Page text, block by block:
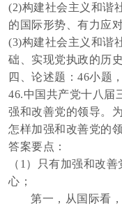
(2)构建社会主义和谐
的国际形势、有力应
(3)构建社会主义和谐
础、实现党执政的历史
四、论述题：46小题
46.中国共产党十八届
强和改善党的领导。
怎样加强和改善党的
答案要点：
（ 1）只有加强和改
心；
第一，从国际看